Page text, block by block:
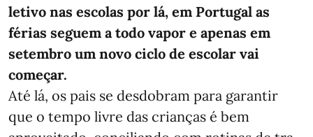
letivo nas escolas por lá, em Portugal as
férias seguem a todo vapor e apenas em
setembro um novo ciclo de escolar vai
começar.
Até lá, os pais se desdobram para garantir
que o tempo livre das crianças é bem